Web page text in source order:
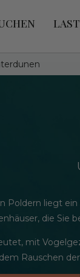
Poldern liegt
die Sie
mit
Rauschen